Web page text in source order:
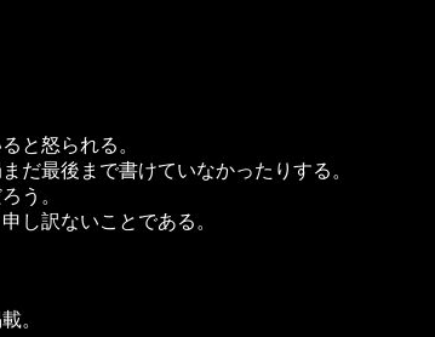
と怒られる。
だ最後まで書けていなかったりする。
う。
し訳ないことである。
。